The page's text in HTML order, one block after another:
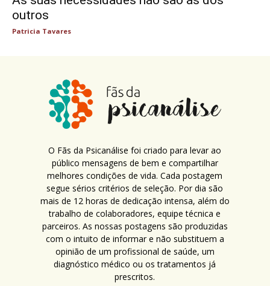
outros
Patricia Tavares
O Fãs da Psicanálise foi criado para levar ao
público mensagens de bem e compartilhar
melhores condições de vida. Cada postagem
segue sérios critérios de seleção. Por dia são
mais de 12 horas de dedicação intensa, além do
trabalho de colaboradores, equipe técnica e
parceiros. As nossas postagens são produzidas
com o intuito de informar e não substituem a
opinião de um profissional de saúde, um
diagnóstico médico ou os tratamentos já
prescritos.